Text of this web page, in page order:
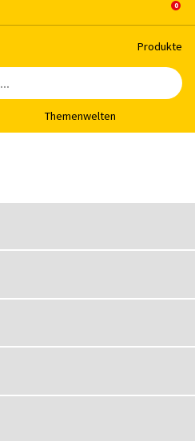
Pro­duk­te
The­men­wel­ten